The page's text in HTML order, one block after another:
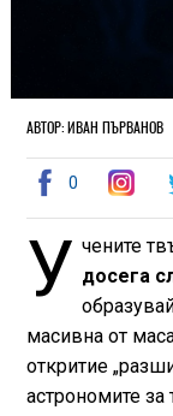
АВТОР: ИВАН ПЪРВАНОВ
0
У чените
досега
масивна от
откритие
астрономите за